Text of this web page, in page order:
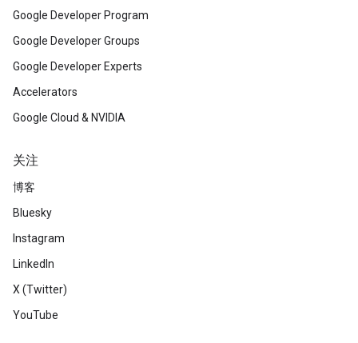
Google Developer Program
Google Developer Groups
Google Developer Experts
Accelerators
Google Cloud & NVIDIA
关注
博客
Bluesky
Instagram
LinkedIn
X (Twitter)
YouTube